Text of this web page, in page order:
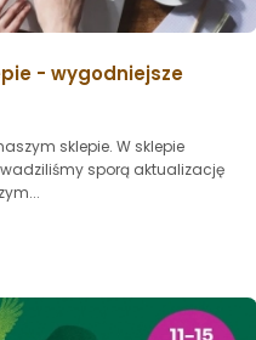
- wygodniejsze
sklepie. W sklepie
sporą aktualizację